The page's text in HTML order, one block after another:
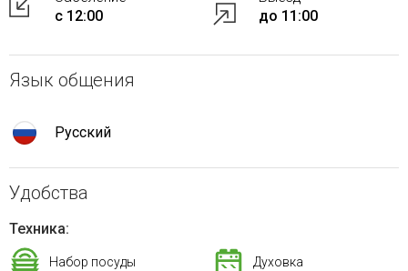
с 12:00
до 11:00
Язык общения
Русский
Удобства
Техника:
Набор посуды Духовка